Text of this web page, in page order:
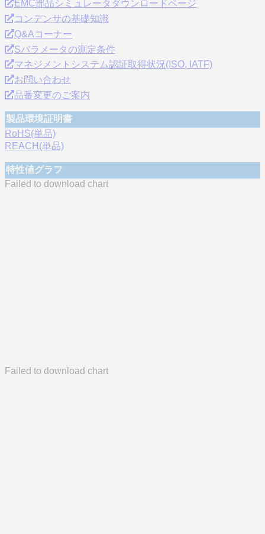
EMC部品シミュレータダウンロードページ
コンデンサの基礎知識
Q&Aコーナー
Sパラメータの測定条件
マネジメントシステム認証取得状況(ISO, IATF)
お問い合わせ
品番変更のご案内
製品環境証明書
RoHS(単品)
REACH(単品)
特性値グラフ
Failed to download chart
Failed to download chart